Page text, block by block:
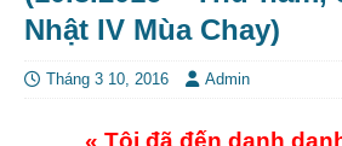
Nhật IV Mùa Chay)
Tháng 3 10, 2016 Admin
« Tôi đã đến danh